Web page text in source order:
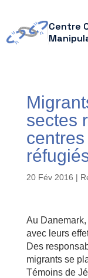
Centre
sectes
centres
20 Fév 2016 |
Au
avec leurs
Des
migrants se
Témoins de